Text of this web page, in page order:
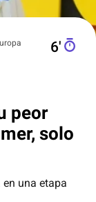
6′
peor
solo
una etapa